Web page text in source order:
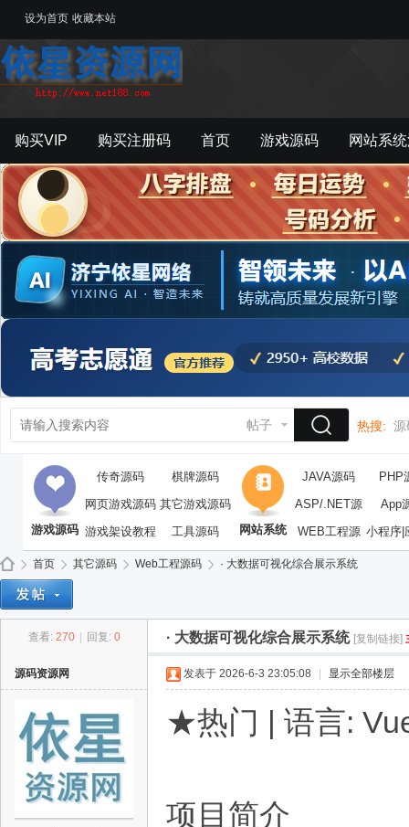
设为首页 收藏本站
购买VIP 购买注册码 首页 游戏源码 网站系
游戏工具 影音资源 主题模板
帖子 热搜: 源
游戏源码
传奇源码
棋牌源码
网页游戏源码 其它游戏源码
游戏架设教程
工具源码 网站系统
JAVA源码
PHP
ASP/.NET源
码
App
WEB工程源
码
小程序|
首页
›
其它源码
›
Web工程源码
›
· 大数据可视化综合展示系统
查看: 270 回复: 0 · 大数据可视化综合展示系统 [复制链接]
源码资源网 发表于 2026-6-3 23:05:08 显示全部楼层
★热门 | 语言:
项目简介